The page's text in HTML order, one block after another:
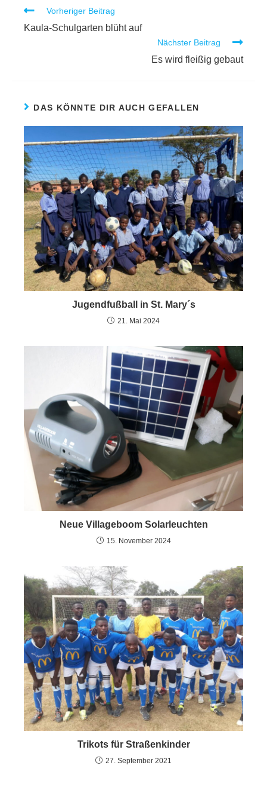
Vorheriger Beitrag
Kaula-Schulgarten blüht auf
Nächster Beitrag
Es wird fleißig gebaut
DAS KÖNNTE DIR AUCH GEFALLEN
Jugendfußball in St. Mary´s
21. Mai 2024
Neue Villageboom Solarleuchten
15. November 2024
Trikots für Straßenkinder
27. September 2021